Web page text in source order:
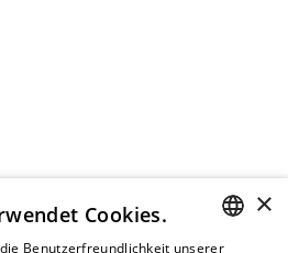
×
Cookies.
Benutzerfreundlichkeit unserer